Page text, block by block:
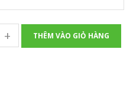
+ THÊM VÀO GIỎ HÀNG